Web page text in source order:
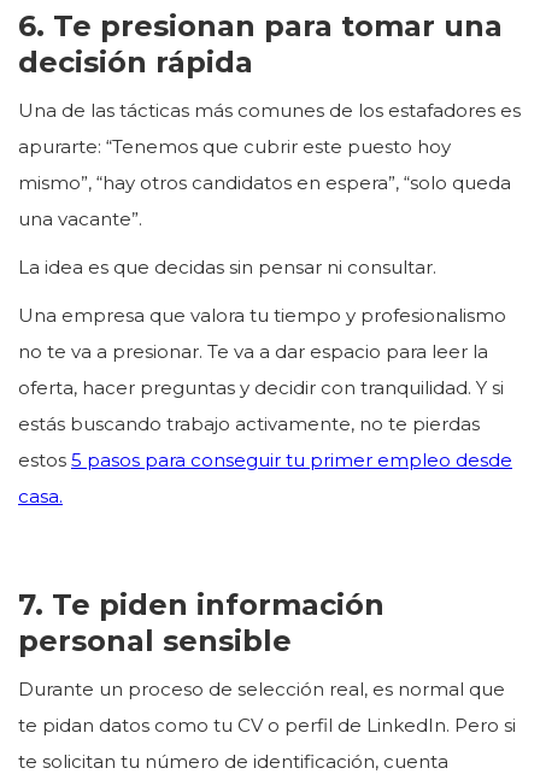
6. Te presionan para tomar una
decisión rápida
Una de las tácticas más comunes de los estafadores es
apurarte: “Tenemos que cubrir este puesto hoy
mismo”, “hay otros candidatos en espera”, “solo queda
una vacante”.
La idea es que decidas sin pensar ni consultar.
Una empresa que valora tu tiempo y profesionalismo
no te va a presionar. Te va a dar espacio para leer la
oferta, hacer preguntas y decidir con tranquilidad. Y si
estás buscando trabajo activamente, no te pierdas
estos 5 pasos para conseguir tu primer empleo desde
casa.
7. Te piden información
personal sensible
Durante un proceso de selección real, es normal que
te pidan datos como tu CV o perfil de LinkedIn. Pero si
te solicitan tu número de identificación, cuenta